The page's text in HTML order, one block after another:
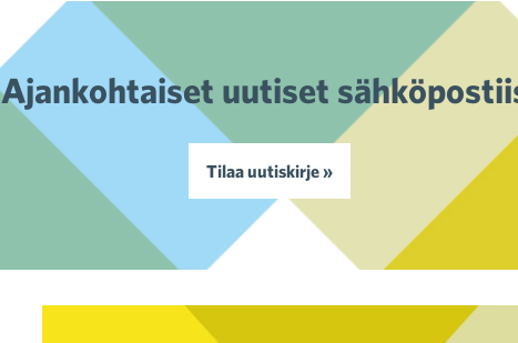
Ajankohtaiset uutiset
Tilaa uutiskirje »